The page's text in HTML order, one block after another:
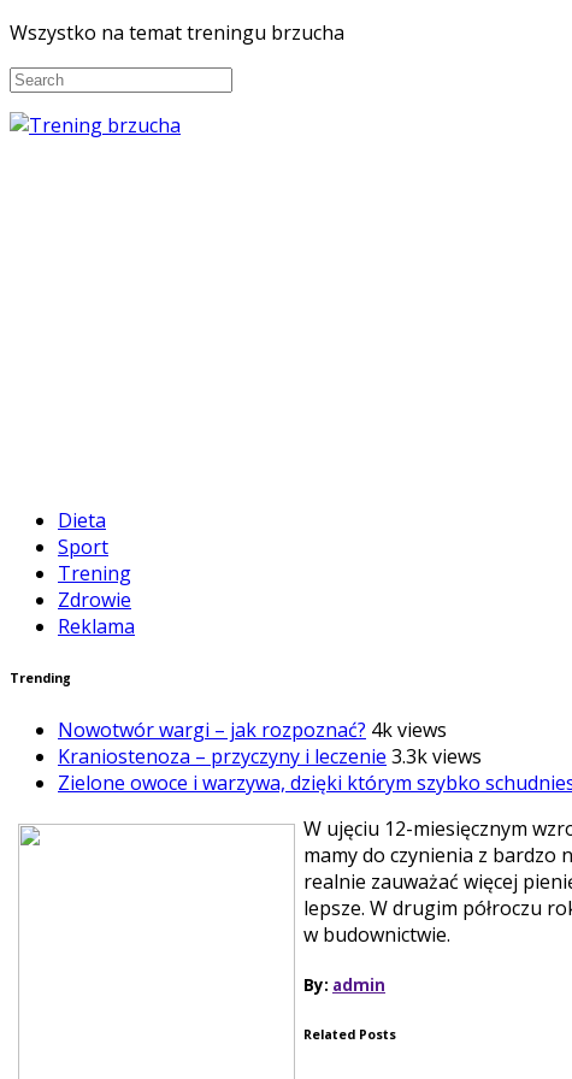
Wszystko na temat treningu brzucha
Dieta
Sport
Trening
Zdrowie
Reklama
Trending
Nowotwór wargi – jak rozpoznać? 4k views
Kraniostenoza – przyczyny i leczenie 3.3k views
Zielone owoce i warzywa, dzięki którym szybko
W ujęciu 12-miesięcznym
mamy do czynienia z bardzo
realnie zauważać więcej
lepsze. W drugim półroczu
w budownictwie.
By: admin
Related Posts